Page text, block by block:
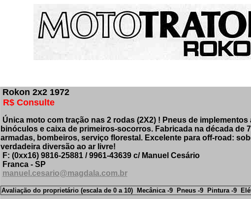
Rokon 2x2 1972
R$ Consulte
Única moto com tração nas 2 rodas (2X2) ! Pneus de
binóculos e caixa de primeiros-socorros. Fabricada na década de
armadas, bombeiros, serviço florestal. Excelente para off-road:
verdadeira diversão ao ar livre!
F: (0xx16) 9816-25881 / 9961-43639 c/ Manuel Cesário
Franca - SP
manuel.cesario@magdala.com.br
Avaliação do proprietário (escala de 0 a 10) Mecânica -9 Pneus -9 Pintura -9